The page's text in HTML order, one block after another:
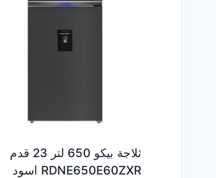
ثلاجة بيكو 650 لتر 23 قدم
RDNE650E60ZXR اسود